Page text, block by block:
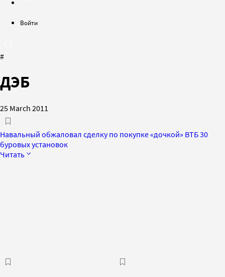
Войти
#
ДЭБ
25 March 2011
Навальный обжаловал сделку по покупке «дочкой» ВТБ 30
буровых установок
Читать